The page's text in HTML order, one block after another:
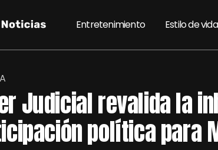
Entretenimiento Estilo de vida
Judicial revalida la
política para